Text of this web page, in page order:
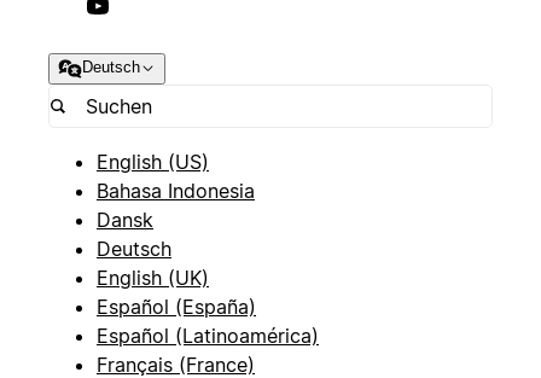
Deutsch
English (US)
Bahasa Indonesia
Dansk
Deutsch
English (UK)
Español (España)
Español (Latinoamérica)
Français (France)